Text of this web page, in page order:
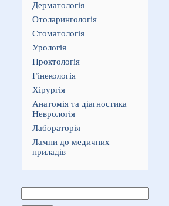
Дерматологія
Отоларингологія
Стоматологія
Урологія
Проктологія
Гінекологія
Хірургія
Анатомія та діагностика
Неврологія
Лабораторія
Лампи до медичних
приладів